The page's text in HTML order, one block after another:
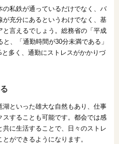
私鉄が通っているだけでなく、バ
充分にあるというわけでなく、基
言えるでしょう。総務省の「平成
、「通勤時間が30分未満である」
多く、通勤にストレスがかかりづ
といった雄大な自然もあり、仕事
することも可能です。都会では感
共に生活することで、日々のストレ
ができるようになります。